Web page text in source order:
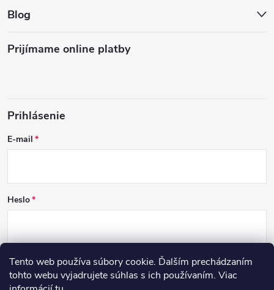
Tento web používa súbory cookie. Ďalším prechádzaním
tohto webu vyjadrujete súhlas s ich používaním. Viac
Blog
Prijímame online platby
Prihlásenie
E-mail
Heslo
PRIHLÁSIŤ SA